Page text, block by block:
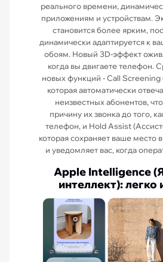
реального времени,
приложениям и устройствам.
становится более ярким,
динамически адаптируется к
обоям. Новый 3D-эффект
когда вы двигаете телефон.
новых функций - Call Screening
которая автоматически
неизвестных абонентов,
причину их звонка до того,
телефон, и Hold Assist
которая сохраняет ваше место
и уведомляет вас, когда
Apple Intelligence
интеллект): легко